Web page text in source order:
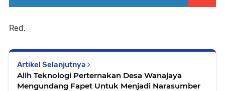
Red,
Artikel Selanjutnya
Alih Teknologi Perternakan Desa Wanajaya
Mengundang Fapet Untuk Menjadi Narasumber